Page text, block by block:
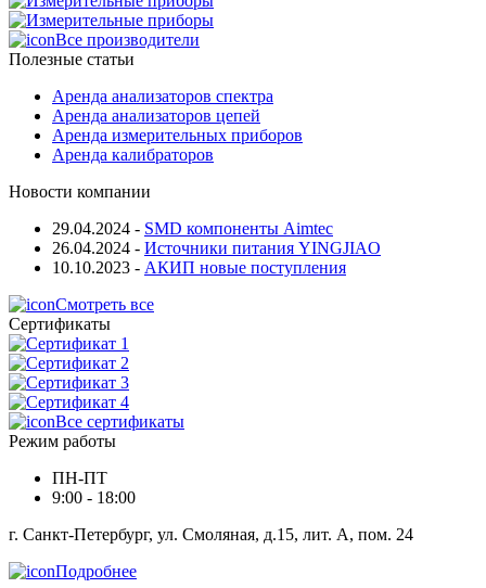
Все производители
Полезные статьи
Аренда анализаторов спектра
Аренда анализаторов цепей
Аренда измерительных приборов
Аренда калибраторов
Новости компании
29.04.2024 - SMD компоненты Aimtec
26.04.2024 - Источники питания YINGJIAO
10.10.2023 - АКИП новые поступления
Смотреть все
Сертификаты
Все сертификаты
Режим работы
ПН-ПТ
9:00 - 18:00
г. Санкт-Петербург, ул. Смоляная, д.15, лит. А, пом. 24
Подробнее